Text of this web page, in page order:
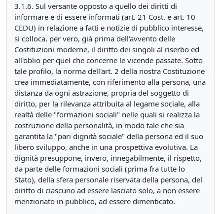
3.1.6. Sul versante opposto a quello dei diritti di
informare e di essere informati (art. 21 Cost. e art. 10
CEDU) in relazione a fatti e notizie di pubblico interesse,
si colloca, per vero, già prima dell'avvento delle
Costituzioni moderne, il diritto dei singoli al riserbo ed
all'oblio per quel che concerne le vicende passate. Sotto
tale profilo, la norma dell'art. 2 della nostra Costituzione
crea immediatamente, con riferimento alla persona, una
distanza da ogni astrazione, propria del soggetto di
diritto, per la rilevanza attribuita al legame sociale, alla
realtà delle "formazioni sociali" nelle quali si realizza la
costruzione della personalità, in modo tale che sia
garantita la "pari dignità sociale" della persona ed il suo
libero sviluppo, anche in una prospettiva evolutiva. La
dignità presuppone, invero, innegabilmente, il rispetto,
da parte delle formazioni sociali (prima fra tutte lo
Stato), della sfera personale riservata della persona, del
diritto di ciascuno ad essere lasciato solo, a non essere
menzionato in pubblico, ad essere dimenticato.